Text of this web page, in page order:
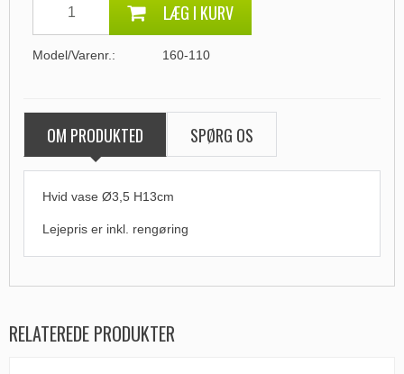
LÆG I KURV
Model/Varenr.: 160-110
OM PRODUKTED SPØRG OS
Hvid vase Ø3,5 H13cm
Lejepris er inkl. rengøring
RELATEREDE PRODUKTER